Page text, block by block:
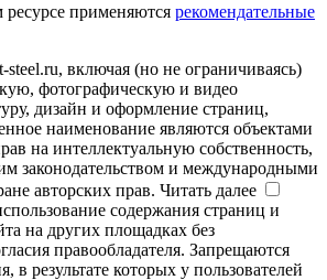
применяются рекомендательные
steel.ru, включая (но не ограничиваясь)
фотографическую и видео
дизайн и оформление страниц,
наименование являются объектами
на интеллектуальную собственность,
законодательством и международными
авторских прав. Читать далее
содержания страниц и
на других площадках без
правообладателя. Запрещаются
в результате которых у пользователей